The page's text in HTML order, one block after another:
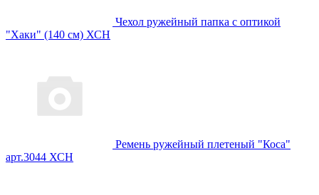
Чехол ружейный папка с оптикой
"Хаки" (140 см) ХСН
Ремень ружейный плетеный "Коса"
арт.3044 ХСН